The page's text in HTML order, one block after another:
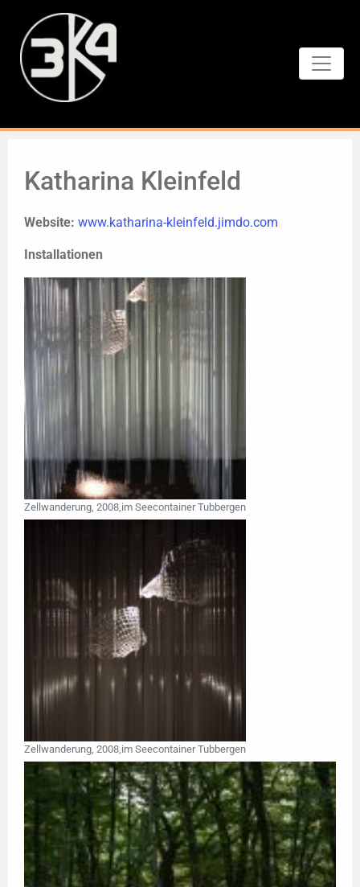
Katharina Kleinfeld
Website: www.katharina-kleinfeld.jimdo.com
Installationen
Zellwanderung, 2008,im Seecontainer Tubbergen
Zellwanderung, 2008,im Seecontainer Tubbergen